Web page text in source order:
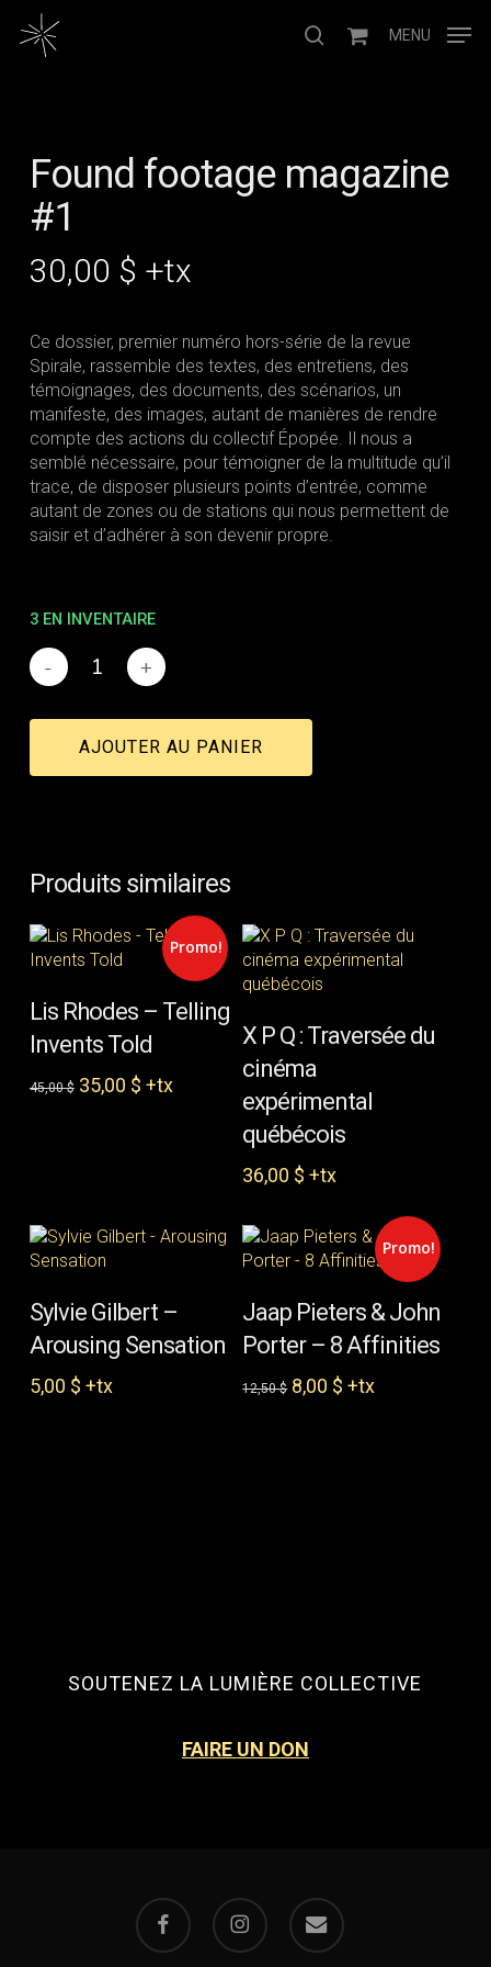
search
MENU
Found footage magazine
#1
30,00 $ +tx
Ce dossier, premier numéro hors-série de la revue
Spirale, rassemble des textes, des entretiens, des
témoignages, des documents, des scénarios, un
manifeste, des images, autant de manières de rendre
compte des actions du collectif Épopée. Il nous a
semblé nécessaire, pour témoigner de la multitude qu’il
trace, de disposer plusieurs points d’entrée, comme
autant de zones ou de stations qui nous permettent de
saisir et d’adhérer à son devenir propre.
3 EN INVENTAIRE
AJOUTER AU PANIER
Produits similaires
Promo!
PANIER
Lis Rhodes – Telling
Invents Told
45,00$ Le
35,00 $Le
+tx
PANIER
X P Q : Traversée du
cinéma
expérimental
québécois
36,00 $ +tx
LECTURE
Sylvie Gilbert –
Arousing Sensation
5,00 $ +tx
Promo!
LECTURE
Jaap Pieters & John
Porter – 8 Affinities
12,50$ Le
8,00 $ Le
+tx
SOUTENEZ LA LUMIÈRE COLLECTIVE
FAIRE UN DON
facebook instagram email